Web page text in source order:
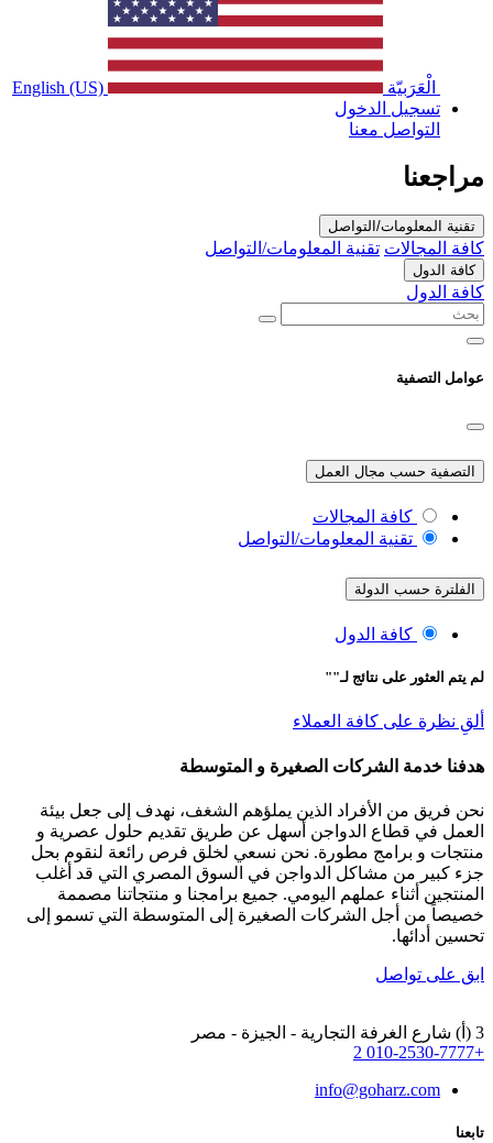
الْعَرَبيّة
English (US)
تسجيل الدخول
التواصل معنا
مراجعنا
تقنية المعلومات/التواصل
كافة المجالات تقنية المعلومات/التواصل
كافة الدول
كافة الدول
عوامل التصفية
التصفية حسب مجال العمل
كافة المجالات
تقنية المعلومات/التواصل
الفلترة حسب الدولة
كافة الدول
لم يتم العثور على نتائج لـ""
ألقِ نظرة على كافة العملاء
هدفنا خدمة الشركات الصغيرة و المتوسطة
نحن فريق من الأفراد الذين يملؤهم الشغف، نهدف إلى جعل بيئة
العمل في قطاع الدواجن أسهل عن طريق تقديم حلول عصرية و
منتجات و برامج مطورة. نحن نسعي لخلق فرص رائعة لنقوم بحل
جزء كبير من مشاكل الدواجن في السوق المصري التي قد أغلب
المنتجين أثناء عملهم اليومي. جميع برامجنا و منتجاتنا مصممة
خصيصاً من أجل الشركات الصغيرة إلى المتوسطة التي تسمو إلى
تحسين أدائها.
ابق على تواصل
3 (أ) شارع الغرفة التجارية - الجيزة - مصر
+2 010-2530-7777
info@goharz.com
تابعنا